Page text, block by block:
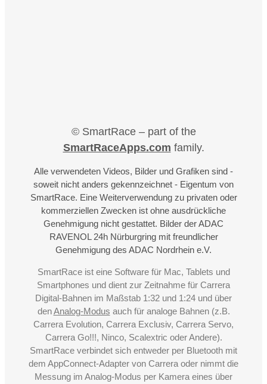
© SmartRace – part of the
SmartRaceApps.com family.
Alle verwendeten Videos, Bilder und Grafiken sind -
soweit nicht anders gekennzeichnet - Eigentum von
SmartRace. Eine Weiterverwendung zu privaten oder
kommerziellen Zwecken ist ohne ausdrückliche
Genehmigung nicht gestattet. Bilder der ADAC
RAVENOL 24h Nürburgring mit freundlicher
Genehmigung des ADAC Nordrhein e.V.
SmartRace ist eine Software für Mac, Tablets und
Smartphones und dient zur Zeitnahme für Carrera
Digital-Bahnen im Maßstab 1:32 und 1:24 und über
denAnalog-Modus auch für analoge Bahnen (z.B.
Carrera Evolution, Carrera Exclusiv, Carrera Servo,
Carrera Go!!!, Ninco, Scalextric oder Andere).
SmartRace verbindet sich entweder per Bluetooth mit
dem AppConnect-Adapter von Carrera oder nimmt die
Messung im Analog-Modus per Kamera eines über